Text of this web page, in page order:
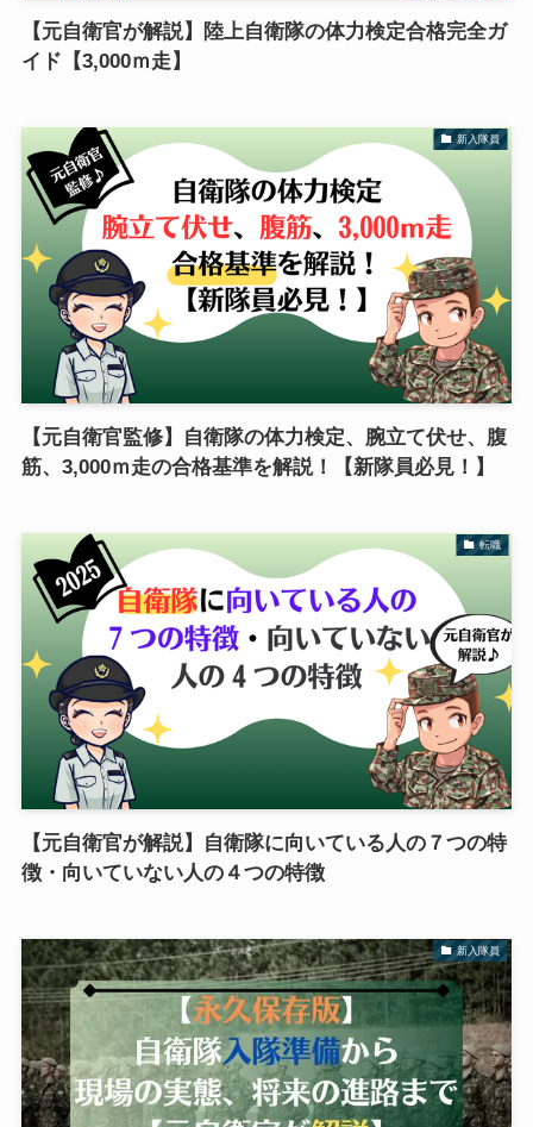
【元自衛官が解説】陸上自衛隊の体力検定合格完全ガ
イド【3,000ｍ走】
新入隊員
【元自衛官監修】自衛隊の体力検定、腕立て伏せ、腹
筋、3,000ｍ走の合格基準を解説！【新隊員必見！】
転職
【元自衛官が解説】自衛隊に向いている人の７つの特
徴・向いていない人の４つの特徴
新入隊員